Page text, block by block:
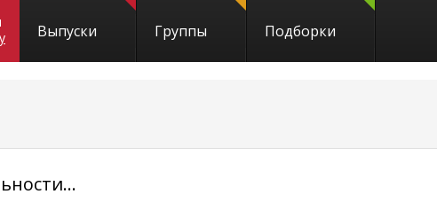
Выпуски Группы Подборки